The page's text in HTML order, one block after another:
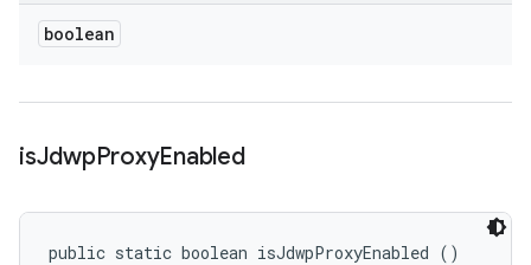
boolean
isJdwpProxyEnabled
public static boolean isJdwpProxyEnabled ()